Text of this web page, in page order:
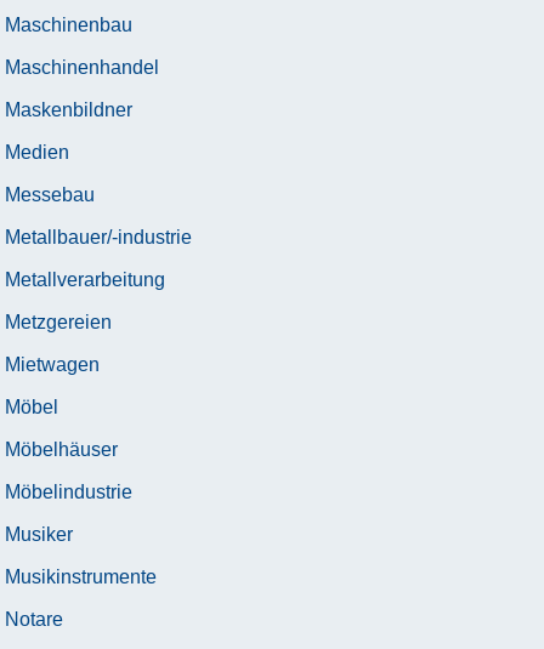
Maschinenbau
Maschinenhandel
Maskenbildner
Medien
Messebau
Metallbauer/-industrie
Metallverarbeitung
Metzgereien
Mietwagen
Möbel
Möbelhäuser
Möbelindustrie
Musiker
Musikinstrumente
Notare